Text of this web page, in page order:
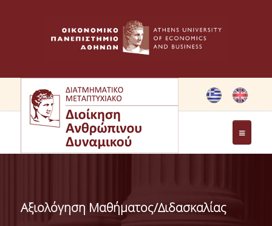
ΧΑΙΡΕΤΙΣΜΟΣ ΔΙΕΥΘΥΝΤΡΙΑΣ ΔΠΜΣ
Αξιολόγηση Μαθήματος/Διδασκαλίας